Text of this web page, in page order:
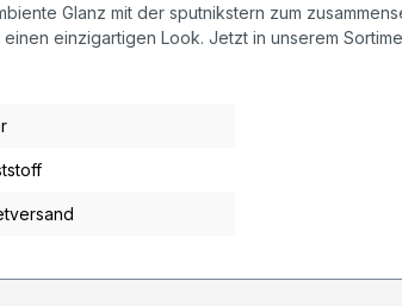
Glanz mit der sputnikstern zum
einzigartigen Look. Jetzt in unserem